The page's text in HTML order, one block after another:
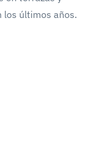
los últimos años.